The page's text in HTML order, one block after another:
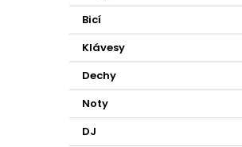
Bicí
Klávesy
Dechy
Noty
DJ